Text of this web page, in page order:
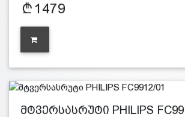
1479
მტვერსასრუტი PHILIPS